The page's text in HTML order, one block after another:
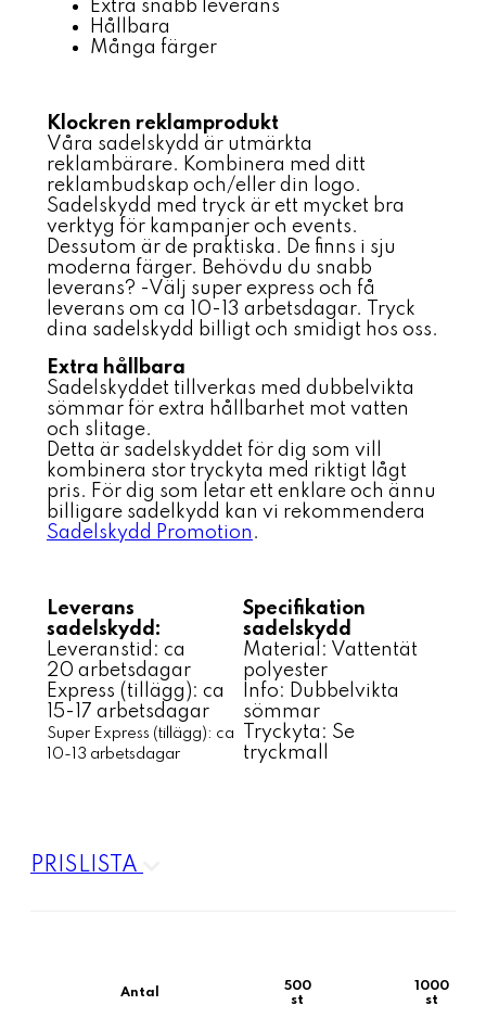
Extra snabb leverans
Hållbara
Många färger
Klockren reklamprodukt
Våra sadelskydd är utmärkta
reklambärare. Kombinera med ditt
reklambudskap och/eller din logo.
Sadelskydd med tryck är ett mycket bra
verktyg för kampanjer och events.
Dessutom är de praktiska. De finns i sju
moderna färger. Behövdu du snabb
leverans? -Välj super express och få
leverans om ca 10-13 arbetsdagar. Tryck
dina sadelskydd billigt och smidigt hos oss.
Extra hållbara
Sadelskyddet tillverkas med dubbelvikta
sömmar för extra hållbarhet mot vatten
och slitage.
Detta är sadelskyddet för dig som vill
kombinera stor tryckyta med riktigt lågt
pris. För dig som letar ett enklare och ännu
billigare sadelkydd kan vi rekommendera
Sadelskydd Promotion .
Leverans
sadelskydd:
Leveranstid: ca
20 arbetsdagar
Express (tillägg): ca
15-17 arbetsdagar
Super Express (tillägg): ca
10-13 arbetsdagar
Specifikation
sadelskydd
Material: Vattentät
polyester
Info: Dubbelvikta
sömmar
Tryckyta: Se
tryckmall
PRISLISTA
Antal
500
st
1000
st